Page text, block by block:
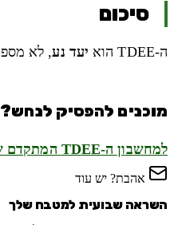
סיכום
ה-TDEE הוא יעד נע, לא
מוכנים להפסיק לנחש?
למחשבון ה-TDEE המתקדם שלנו »
אהבת? יש עוד
השראה שבועית למטבח שלך